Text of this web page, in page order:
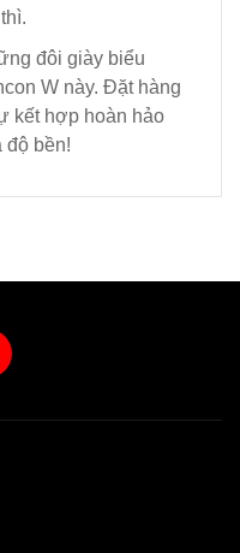
đôi giày biểu
W này. Đặt hàng
kết hợp hoàn hảo
độ bền!